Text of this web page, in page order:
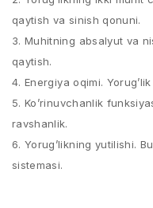
qaytish va sinish qonuni.
3. Muhitning absalyut va
qaytish.
4. Energiya oqimi.
5. Ko’rinuvchanlik
ravshanlik.
6. Yorug’likning yutilishi.
sistemasi.